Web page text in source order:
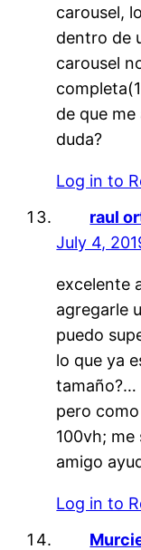
carousel,
dentro de
carousel
de que
duda?
Log in to
raul
July 4,
excelente
agregarle
puedo
lo que ya
tamaño?…
pero
100vh; me
amigo
Log in to